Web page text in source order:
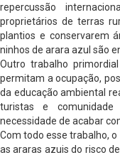
repercussão
proprietários de terras
plantios e conservarem
ninhos de arara azul são
Outro trabalho
permitam a ocupação,
da educação ambiental
turistas e
necessidade de acabar
Com todo esse trabalho,
as araras azuis do risco